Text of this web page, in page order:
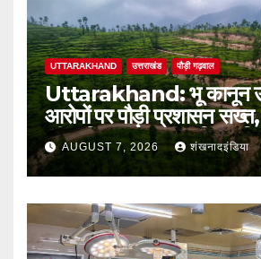
UTTARAKHAND उत्तराखंड पौड़ी गढ़वाल
Uttarakhand: भू कानून
आरोपों पर पौड़ी प्रशासन
की कथित अवैध टाउनशिप
डीएम ने लगाई रोक
AUGUST 7, 2026 शंखनादइंडिया